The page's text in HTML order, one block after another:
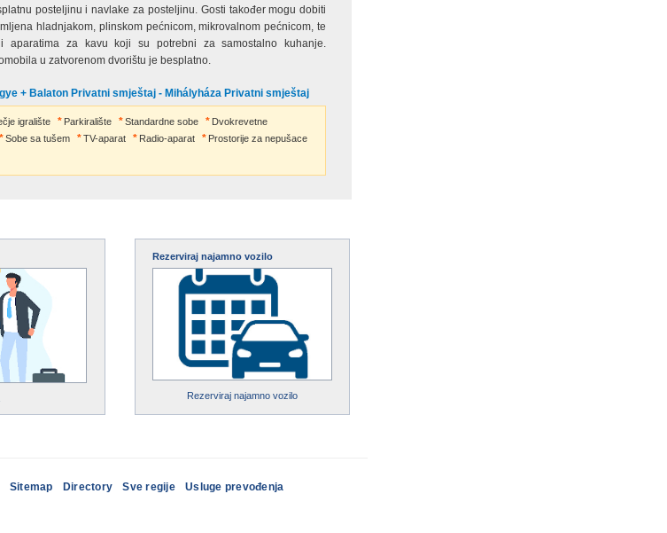
posteljinu i navlake za posteljinu. Gosti također mogu dobiti
hladnjakom, plinskom pećnicom, mikrovalnom pećnicom, te
aparatima za kavu koji su potrebni za samostalno kuhanje.
u zatvorenom dvorištu je besplatno.
+ Balaton Privatni smještaj - Mihályháza Privatni smještaj
igralište Parkiralište Standardne sobe
Dvokrevetne
Sobe sa tušem TV-aparat Radio-aparat
Prostorije za nepušace
Rezerviraj najamno vozilo
Rezerviraj najamno vozilo
Sitemap Directory Sve regije Usluge prevođenja